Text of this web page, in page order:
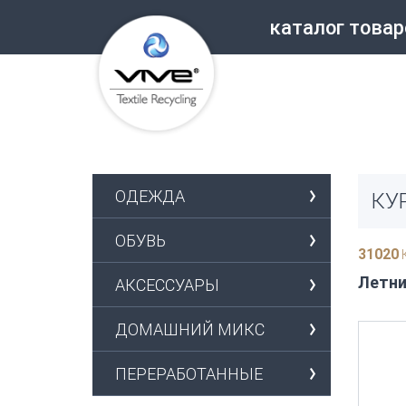
каталог
ОДЕЖДА
ОБУВЬ
АКСЕССУАРЫ
ДОМАШНИЙ МИКС
ПЕРЕРАБОТАННЫЕ
31020